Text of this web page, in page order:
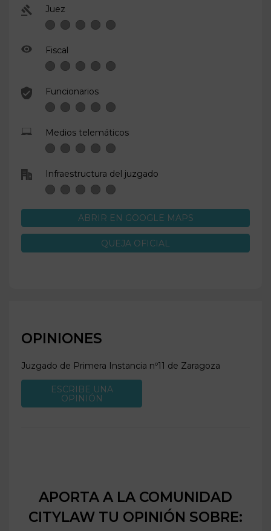
Juez
Fiscal
Funcionarios
Medios telemáticos
Infraestructura del juzgado
ABRIR EN GOOGLE MAPS
QUEJA OFICIAL
OPINIONES
Juzgado de Primera Instancia nº11 de Zaragoza
ESCRIBE UNA
OPINIÓN
APORTA A LA COMUNIDAD
CITYLAW TU OPINIÓN SOBRE: